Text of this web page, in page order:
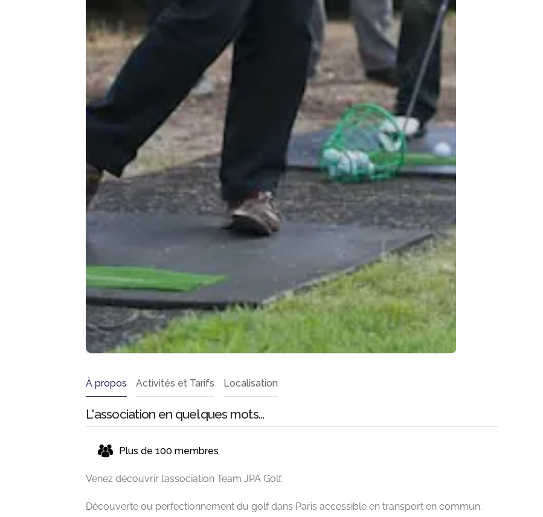
À propos Activités et Tarifs Localisation
L'association en quelques mots...
Plus de 100 membres
Venez découvrir l’association Team JPA Golf.
Découverte ou perfectionnement du golf dans Paris accessible en transport en commun.